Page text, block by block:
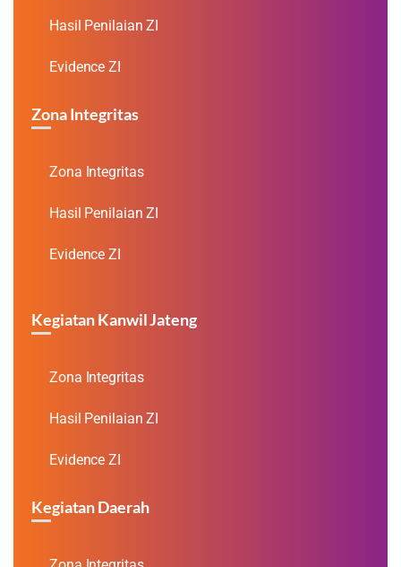
Hasil Penilaian ZI
Evidence ZI
Zona Integritas
Zona Integritas
Hasil Penilaian ZI
Evidence ZI
Kegiatan Kanwil Jateng
Zona Integritas
Hasil Penilaian ZI
Evidence ZI
Kegiatan Daerah